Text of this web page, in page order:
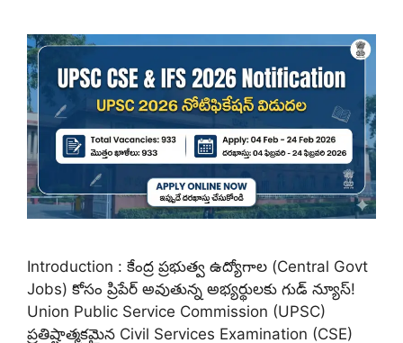
Introduction : కేంద్ర ప్రభుత్వ ఉద్యోగాల (Central Govt
Jobs) కోసం ప్రిపేర్ అవుతున్న అభ్యర్థులకు గుడ్ న్యూస్!
Union Public Service Commission (UPSC)
ప్రతిష్టాత్మకమైన Civil Services Examination (CSE)